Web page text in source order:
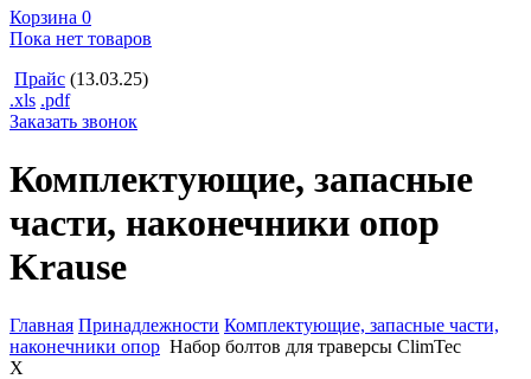
Корзина 0
Пока нет товаров
Прайс (13.03.25)
.xls .pdf
Заказать звонок
Комплектующие, запасные
части, наконечники опор
Krause
Главная Принадлежности Комплектующие, запасные части,
наконечники опор Набор болтов для траверсы ClimTec
X